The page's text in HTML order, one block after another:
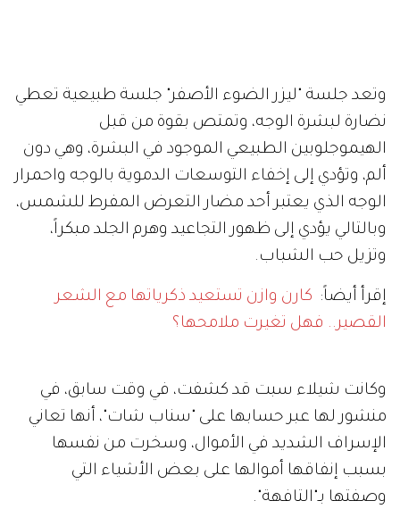
وتعد جلسة "ليزر الضوء الأصفر" جلسة طبيعية تعطي
نضارة لبشرة الوجه، وتمتص بقوة من قبل
الهيموجلوبين الطبيعي الموجود في البشرة، وهي دون
ألم، وتؤدي إلى إخفاء التوسعات الدموية بالوجه واحمرار
الوجه الذي يعتبر أحد مضار التعرض المفرط للشمس،
وبالتالي يؤدي إلى ظهور التجاعيد وهرم الجلد مبكراً،
وتزيل حب الشباب.
إقرأ أيضاً: كارن وازن تستعيد ذكرياتها مع الشعر
القصير.. فهل تغيرت ملامحها؟
وكانت شيلاء سبت قد كشفت، في وقت سابق، في
منشور لها عبر حسابها على "سناب شات"، أنها تعاني
الإسراف الشديد في الأموال، وسخرت من نفسها
بسبب إنفاقها أموالها على بعض الأشياء التي
وصفتها بـ"التافهة".